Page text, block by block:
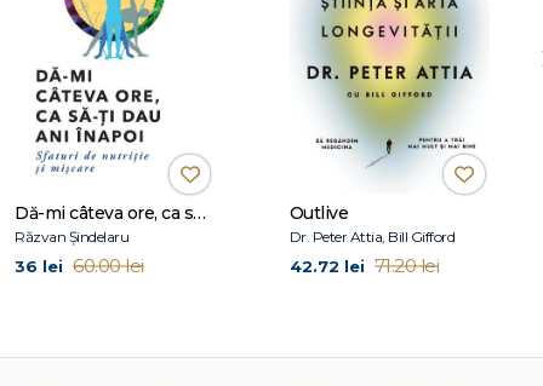
Dă-mi câteva ore, ca să-ţi dau ani înapoi
Răzvan Șindelaru
36 lei 60.00 lei
Outlive
Dr. Peter Attia, Bill Gifford
42.72 lei 71.20 lei